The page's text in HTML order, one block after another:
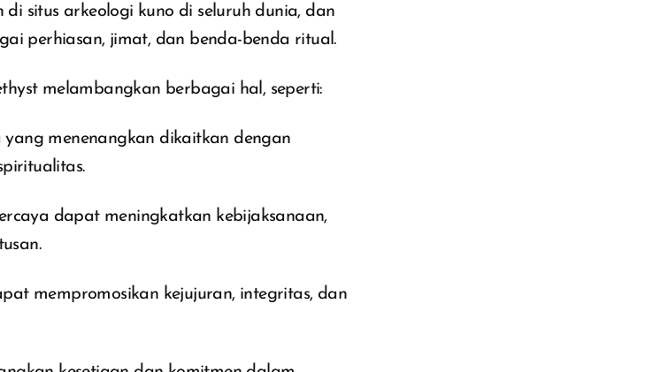
situs arkeologi kuno di seluruh dunia, dan
perhiasan, jimat, dan benda-benda ritual.
melambangkan berbagai hal, seperti:
yang menenangkan dikaitkan dengan
dapat meningkatkan kebijaksanaan,
mempromosikan kejujuran, integritas, dan